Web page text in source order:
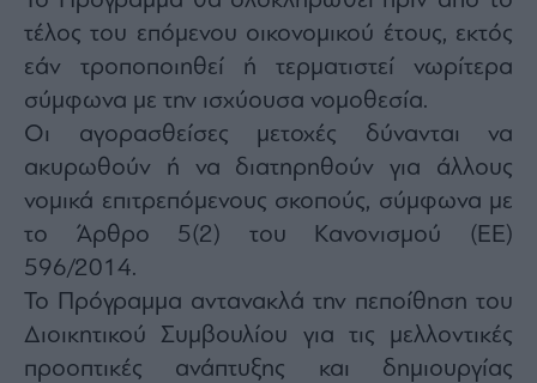
τέλος του επόμενου οικονομικού έτους, εκτός
εάν τροποποιηθεί ή τερματιστεί νωρίτερα
σύμφωνα με την ισχύουσα νομοθεσία.
Οι αγορασθείσες μετοχές δύνανται να
ακυρωθούν ή να διατηρηθούν για άλλους
νομικά επιτρεπόμενους σκοπούς, σύμφωνα με
το Άρθρο 5(2) του Κανονισμού (ΕΕ)
596/2014.
Το Πρόγραμμα αντανακλά την πεποίθηση του
Διοικητικού Συμβουλίου για τις μελλοντικές
προοπτικές ανάπτυξης και δημιουργίας